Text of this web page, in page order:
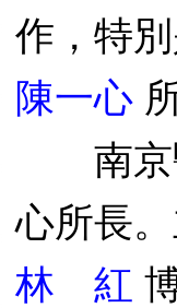
作，特
陳一心
南京醫
心所長
林 紅